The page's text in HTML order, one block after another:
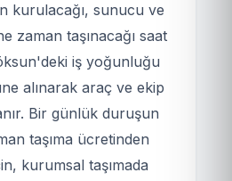
kurulacağı, sunucu ve
zaman taşınacağı saat
iş yoğunluğu
alınarak araç ve ekip
Bir günlük duruşun
taşıma ücretinden
kurumsal taşımada